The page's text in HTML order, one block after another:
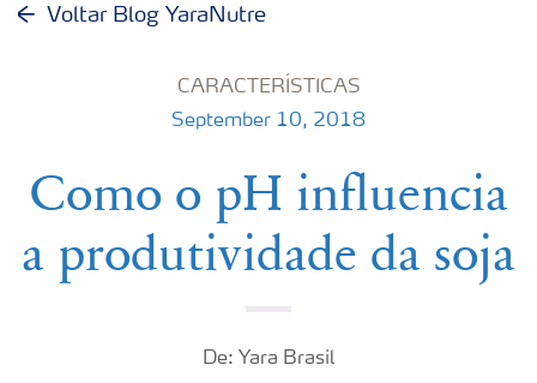
Voltar Blog YaraNutre
CARACTERÍSTICAS
September 10, 2018
Como o pH influencia
a produtividade da soja
De: Yara Brasil